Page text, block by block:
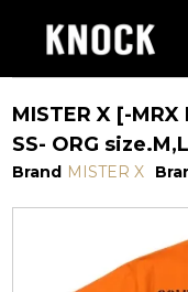
MISTER X [-MRX
SS- ORG
Brand MISTER X